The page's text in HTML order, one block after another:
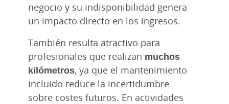
negocio y su indisponibilidad genera
un impacto directo en los ingresos.
También resulta atractivo para
profesionales que realizan muchos
kilómetros, ya que el mantenimiento
incluido reduce la incertidumbre
sobre costes futuros. En actividades